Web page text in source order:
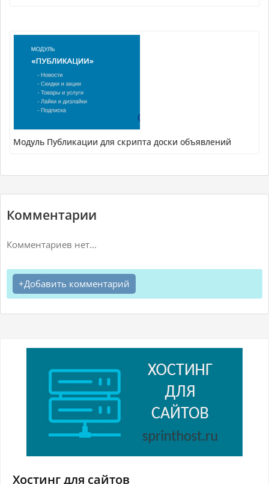
Модуль Публикации для скрипта доски объявлений
Комментарии
Комментариев нет...
Добавить комментарий
Хостинг для сайтов